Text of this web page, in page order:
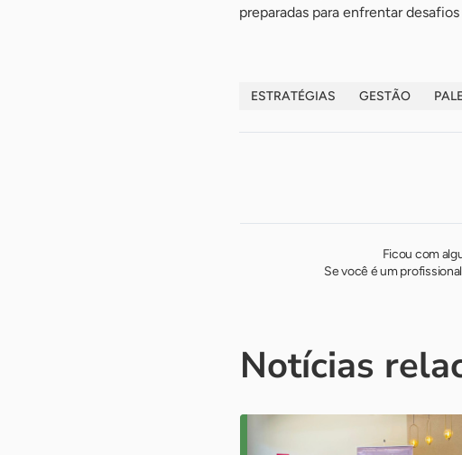
preparadas para enfrentar
ESTRATÉGIAS GESTÃO
Ficou com
Se você é um
Notícias